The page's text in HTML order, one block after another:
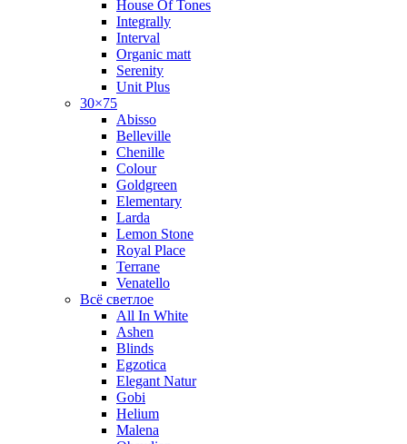
House Of Tones
Integrally
Interval
Organic matt
Serenity
Unit Plus
30×75
Abisso
Belleville
Chenille
Colour
Goldgreen
Elementary
Larda
Lemon Stone
Royal Place
Terrane
Venatello
Всё светлое
All In White
Ashen
Blinds
Egzotica
Elegant Natur
Gobi
Helium
Malena